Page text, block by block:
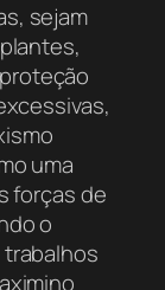
sejam
uma
forças de
o